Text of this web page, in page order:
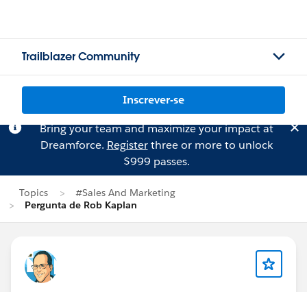
Trailblazer Community
Inscrever-se
Bring your team and maximize your impact at
Dreamforce. Registerthree or more to unlock
$999 passes.
Topics
#Sales And Marketing
Pergunta de Rob Kaplan